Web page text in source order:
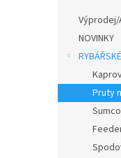
a
Výprodej/
NOVINKY
Pruty